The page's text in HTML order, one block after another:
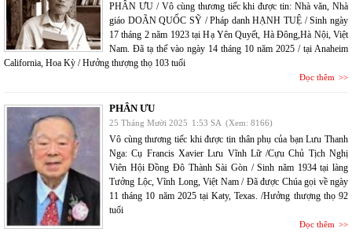
PHÂN ƯU / Vô cùng thương tiếc khi được tin: Nhà văn, Nhà
giáo DOÃN QUỐC SỸ / Pháp danh HẠNH TUỆ / Sinh ngày
17 tháng 2 năm 1923 tại Hạ Yên Quyết, Hà Đông,Hà Nội, Việt
Nam. Đã tạ thế vào ngày 14 tháng 10 năm 2025 / tại Anaheim
California, Hoa Kỳ / Hưởng thượng thọ 103 tuổi
Đọc thêm
PHÂN ƯU
25 Tháng Mười 2025 1:53 SA (Xem: 8166)
Vô cùng thương tiếc khi được tin thân phụ của bạn Lưu Thanh
Nga: Cụ Francis Xavier Lưu Vĩnh Lữ /Cựu Chủ Tịch Nghị
Viên Hội Đồng Đô Thành Sài Gòn / Sinh năm 1934 tại làng
Tưởng Lộc, Vĩnh Long, Việt Nam / Đã được Chúa gọi về ngày
11 tháng 10 năm 2025 tại Katy, Texas. /Hưởng thượng thọ 92
tuổi
Đọc thêm